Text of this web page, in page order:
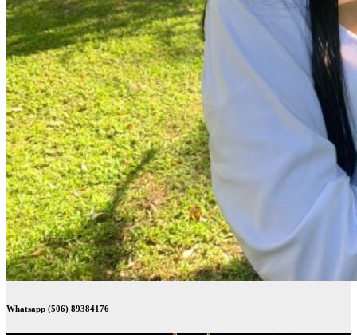
Whatsapp (506) 89384176